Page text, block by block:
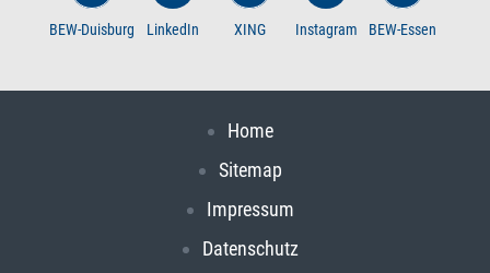
BEW-Duisburg LinkedIn XING Instagram BEW-Essen
Home
Sitemap
Impressum
Datenschutz